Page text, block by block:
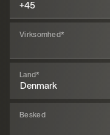
Virksomhed*
Land*
Besked